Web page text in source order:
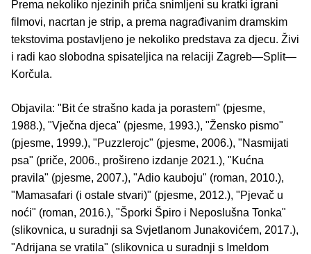
Prema nekoliko njezinih priča snimljeni su kratki igrani
filmovi, nacrtan je strip, a prema nagrađivanim dramskim
tekstovima postavljeno je nekoliko predstava za djecu. Živi
i radi kao slobodna spisateljica na relaciji Zagreb—Split—
Korčula.
Objavila: "Bit će strašno kada ja porastem" (pjesme,
1988.), "Vječna djeca" (pjesme, 1993.), "Žensko pismo"
(pjesme, 1999.), "Puzzlerojc" (pjesme, 2006.), "Nasmijati
psa" (priče, 2006., prošireno izdanje 2021.), "Kućna
pravila" (pjesme, 2007.), "Adio kauboju" (roman, 2010.),
"Mamasafari (i ostale stvari)" (pjesme, 2012.), "Pjevač u
noći" (roman, 2016.), "Šporki Špiro i Neposlušna Tonka"
(slikovnica, u suradnji sa Svjetlanom Junakovićem, 2017.),
"Adrijana se vratila" (slikovnica u suradnji s Imeldom